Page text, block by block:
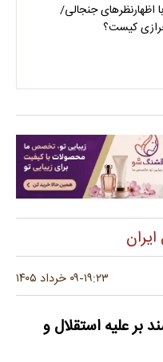
اظهارنظرهای جنجالی/
کیست؟
ایران
۱۹:۲۳-۰۹ خرداد ۱۴۰۵
علیه استقلال و